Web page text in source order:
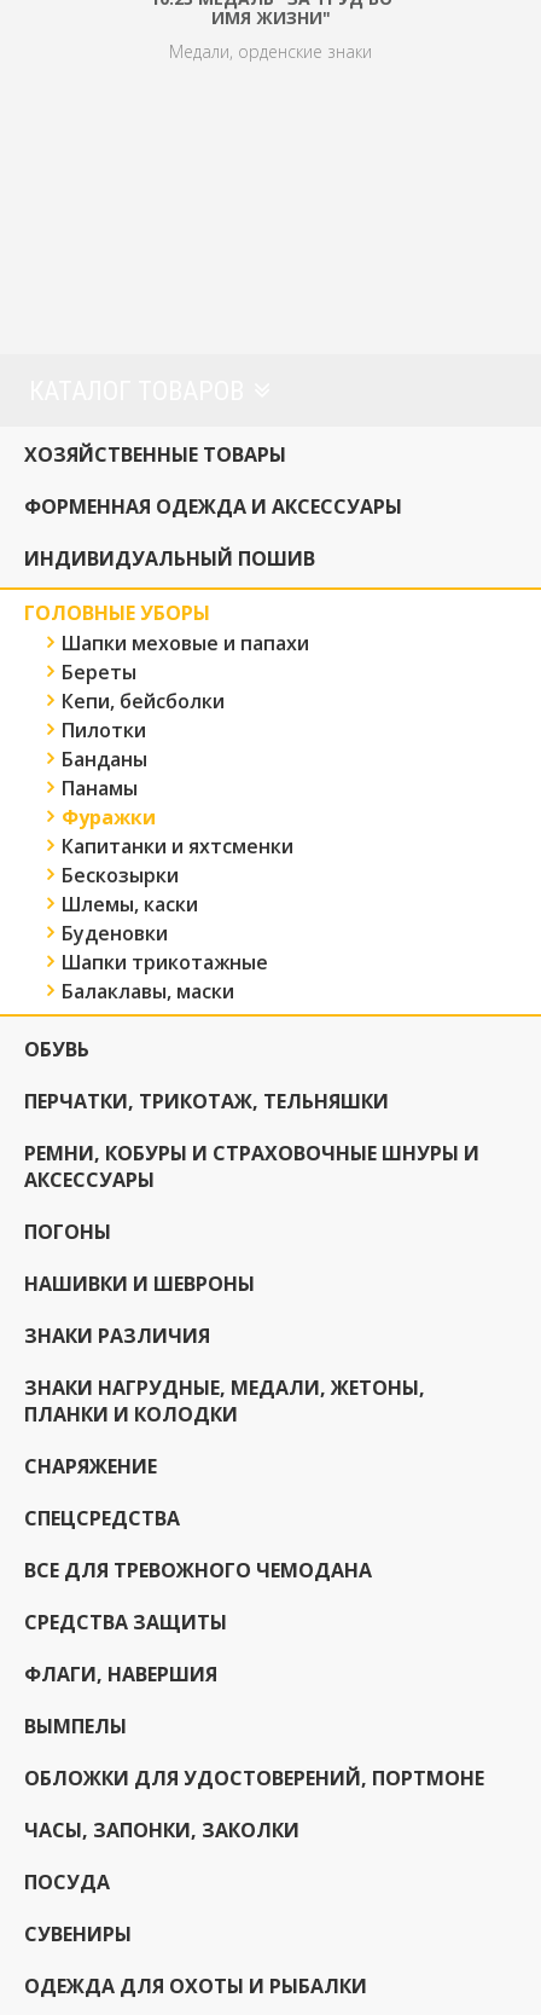
ИМЯ ЖИЗНИ"
Медали, орденские знаки
ХОЗЯЙСТВЕННЫЕ ТОВАРЫ
ФОРМЕННАЯ ОДЕЖДА И АКСЕССУАРЫ
ИНДИВИДУАЛЬНЫЙ ПОШИВ
ГОЛОВНЫЕ УБОРЫ
Шапки меховые и папахи
Береты
Кепи, бейсболки
Пилотки
Банданы
Панамы
Фуражки
Капитанки и яхтсменки
Бескозырки
Шлемы, каски
Буденовки
Шапки трикотажные
Балаклавы, маски
ОБУВЬ
ПЕРЧАТКИ, ТРИКОТАЖ, ТЕЛЬНЯШКИ
РЕМНИ, КОБУРЫ И СТРАХОВОЧНЫЕ ШНУРЫ И
АКСЕССУАРЫ
ПОГОНЫ
НАШИВКИ И ШЕВРОНЫ
ЗНАКИ РАЗЛИЧИЯ
ЗНАКИ НАГРУДНЫЕ, МЕДАЛИ, ЖЕТОНЫ,
ПЛАНКИ И КОЛОДКИ
СНАРЯЖЕНИЕ
СПЕЦСРЕДСТВА
ВСЕ ДЛЯ ТРЕВОЖНОГО ЧЕМОДАНА
СРЕДСТВА ЗАЩИТЫ
ФЛАГИ, НАВЕРШИЯ
ВЫМПЕЛЫ
ОБЛОЖКИ ДЛЯ УДОСТОВЕРЕНИЙ, ПОРТМОНЕ
ЧАСЫ, ЗАПОНКИ, ЗАКОЛКИ
ПОСУДА
СУВЕНИРЫ
ОДЕЖДА ДЛЯ ОХОТЫ И РЫБАЛКИ